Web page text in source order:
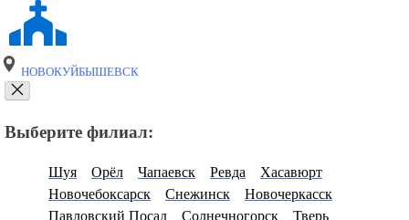
НОВОКУЙБЫШЕВСК
Выберите филиал:
Шуя Орёл Чапаевск Ревда
Хасавюрт
Новочебоксарск
Снежинск
Новочеркасск
Павловский Посад
Солнечногорск
Тверь